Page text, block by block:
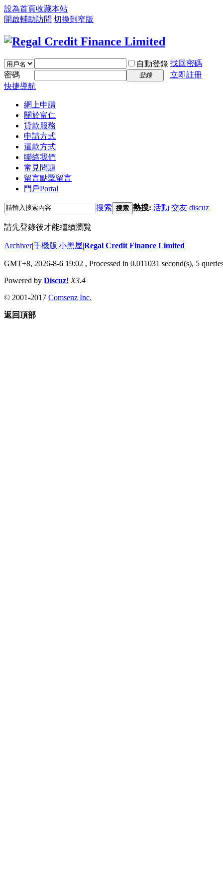
設為首頁收藏本站
開啟輔助訪問 切換到窄版
自動登錄 找回密碼
密碼
登錄
立即註冊
快捷導航
網上申請
關於富仁
貸款服務
申請方式
還款方式
聯絡我們
常見問題
留言點擊留言
門戶Portal
搜索 搜索 熱搜: 活動 交友 discuz
請先登錄後才能繼續瀏覽
Archiver|手機版|小黑屋|Regal Credit Finance Limited
GMT+8, 2026-8-6 19:02 , Processed in 0.011031 second(s), 5
Powered by Discuz! X3.4
© 2001-2017 Comsenz Inc.
返回頂部